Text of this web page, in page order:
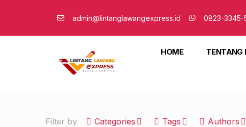
admin@lintanglawangexpress.id 0823-3345-
HOME TENTANG
Filter by Categories Tags Authors